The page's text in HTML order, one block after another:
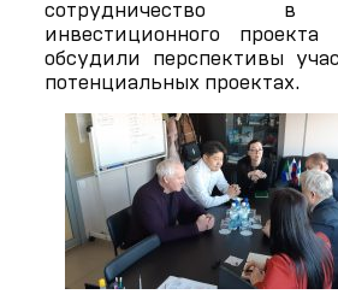
сотрудничество в
инвестиционного
обсудили перспективы
потенциальных проектах.